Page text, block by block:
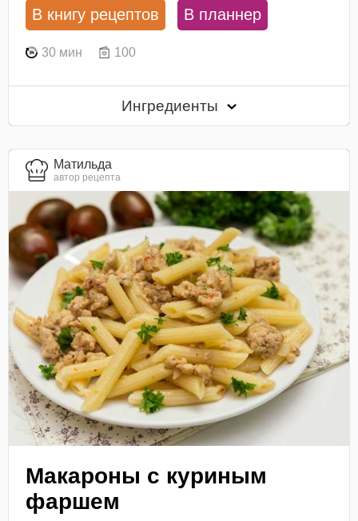
В книгу рецептов В планнер
30 мин 100
Ингредиенты
Матильда
автор рецепта
Макароны с куриным
фаршем